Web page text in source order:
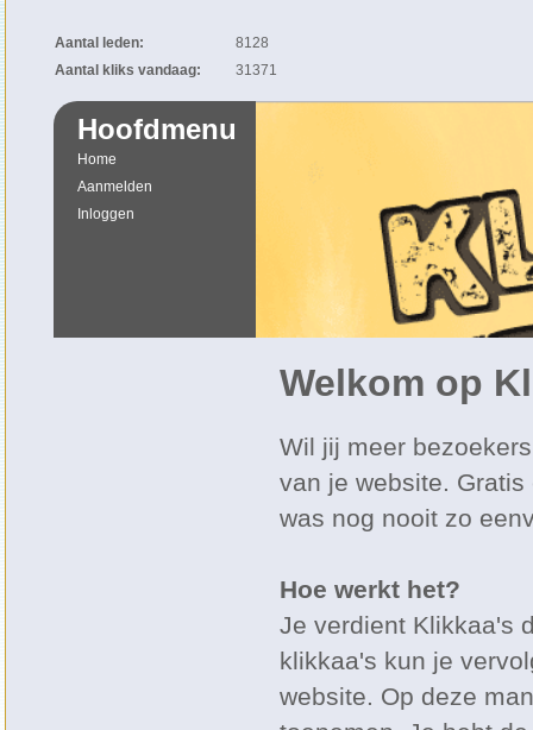
Aantal leden:
8128
Aantal kliks vandaag:
31371
Welkom op
Wil jij meer
van je website.
was nog nooit zo
Hoe werkt het?
Je verdient Klikkaa's
klikkaa's kun je
website. Op deze
Hoofdmenu
Home
Aanmelden
Inloggen